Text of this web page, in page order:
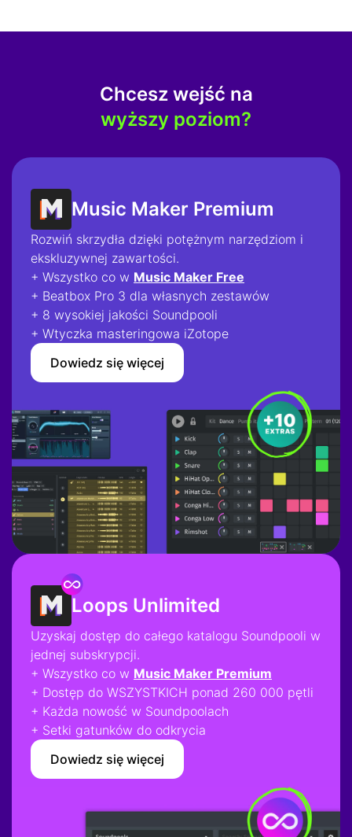
Chcesz wejść na
wyższy poziom?
Music Maker Premium
Rozwiń skrzydła dzięki potężnym narzędziom i
ekskluzywnej zawartości.
+ Wszystko co w Music Maker Free
+ Beatbox Pro 3 dla własnych zestawów
+ 8 wysokiej jakości Soundpooli
+ Wtyczka masteringowa iZotope
Dowiedz się więcej
Loops Unlimited
Uzyskaj dostęp do całego katalogu Soundpooli w
jednej subskrypcji.
+ Wszystko co w Music Maker Premium
+ Dostęp do WSZYSTKICH ponad 260 000 pętli
+ Każda nowość w Soundpoolach
+ Setki gatunków do odkrycia
Dowiedz się więcej